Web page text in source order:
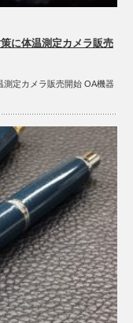
に体温測定カメラ販売
測定カメラ販売開始 OA機器